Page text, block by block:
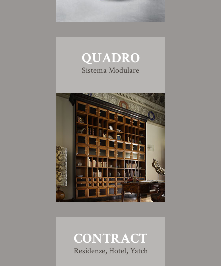
QUADRO
Sistema Modulare
CONTRACT
Residenze, Hotel, Yatch